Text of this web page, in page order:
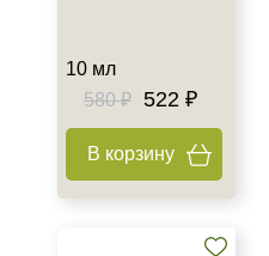
Показать еще
Гликолевый
10 мл
580 ₽ 522 ₽
В корзину